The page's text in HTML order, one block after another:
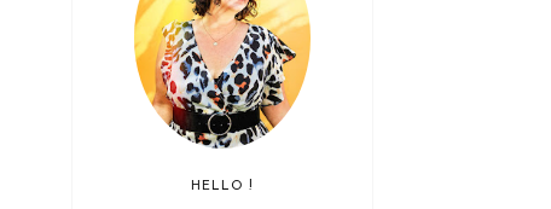
HELLO !